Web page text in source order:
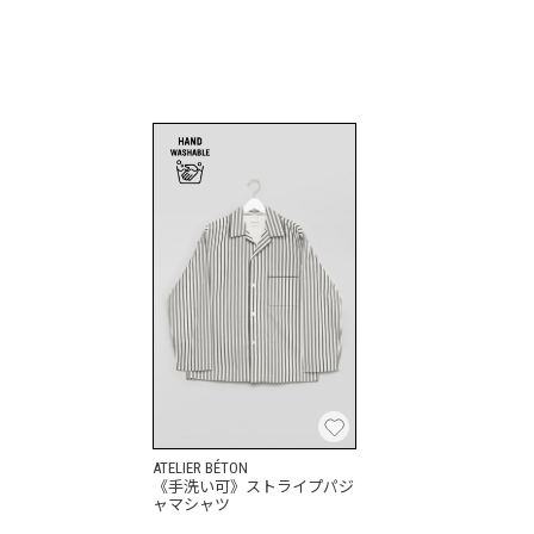
ATELIER BÉTON
《手洗い可》ストライプパジ
ャマシャツ